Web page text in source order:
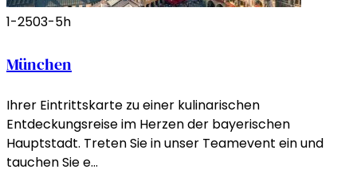
1-2503-5h
München
Ihrer Eintrittskarte zu einer kulinarischen
Entdeckungsreise im Herzen der bayerischen
Hauptstadt. Treten Sie in unser Teamevent ein und
tauchen Sie e…